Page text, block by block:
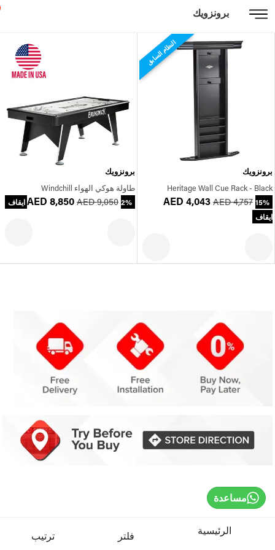
برونزويك
النظام السابق
برونزويك
Heritage Wall Cue Rack - Black
AED 4,043 AED 4,757 15%
ايقاف
برونزويك
طاولة هوكي الهواء Windchill
AED 8,850 AED 9,050 2% ايقاف
الرئيسية فلتر ترتيب
مساعدة